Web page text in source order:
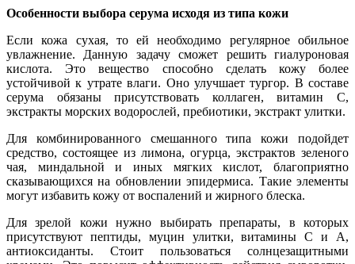
Особенности выбора серума исходя из типа кожи
Если кожа сухая, то ей необходимо регулярное обильное
увлажнение. Данную задачу сможет решить гиалуроновая
кислота. Это вещество способно сделать кожу более
устойчивой к утрате влаги. Оно улучшает тургор. В составе
серума обязаны присутствовать коллаген, витамин С,
экстракты морских водорослей, пребиотики, экстракт улитки.
Для комбинированного смешанного типа кожи подойдет
средство, состоящее из лимона, огурца, экстрактов зеленого
чая, миндальной и иных мягких кислот, благоприятно
сказывающихся на обновлении эпидермиса. Такие элементы
могут избавить кожу от воспалений и жирного блеска.
Для зрелой кожи нужно выбирать препараты, в которых
присутствуют пептиды, муцин улитки, витамины С и А,
антиоксиданты. Стоит пользоваться солнцезащитными